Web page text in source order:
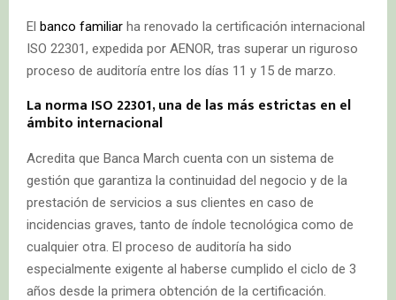
El banco familiar ha renovado la certificación internacional
ISO 22301, expedida por AENOR, tras superar un riguroso
proceso de auditoría entre los días 11 y 15 de marzo.
La norma ISO 22301, una de las más estrictas en el
ámbito internacional
Acredita que Banca March cuenta con un sistema de
gestión que garantiza la continuidad del negocio y de la
prestación de servicios a sus clientes en caso de
incidencias graves, tanto de índole tecnológica como de
cualquier otra. El proceso de auditoría ha sido
especialmente exigente al haberse cumplido el ciclo de 3
años desde la primera obtención de la certificación.